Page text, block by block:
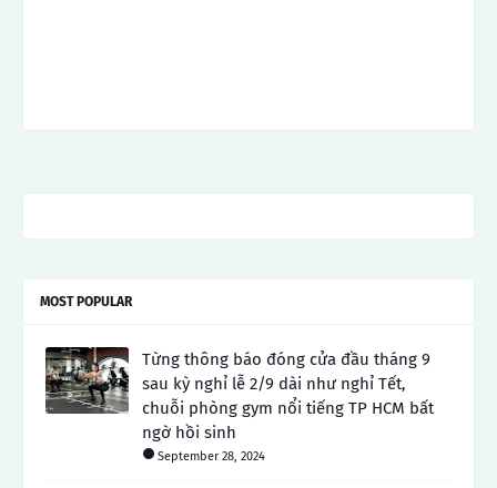
MOST POPULAR
Từng thông báo đóng cửa đầu tháng 9
sau kỳ nghỉ lễ 2/9 dài như nghỉ Tết,
chuỗi phòng gym nổi tiếng TP HCM bất
ngờ hồi sinh
September 28, 2024